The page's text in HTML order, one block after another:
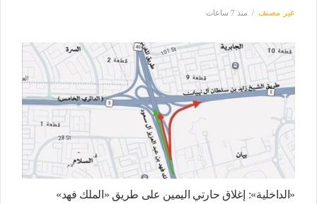
غير مصنف منذ 7 ساعات
«الداخلية»: إغلاق حارتي اليمين على طريق «الملك فهد»